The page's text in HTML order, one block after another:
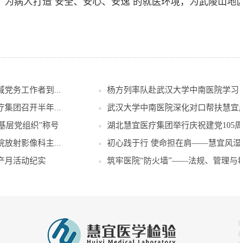
党务工作者到...
杨方列率队赴武汉大学中南医院学习
集团召开半年...
武汉大学中南医院深化对口帮扶慧
层党组织”称号
湖北慧宜医疗集团举行庆祝建党105
放射影像科主...
初心践于行 使命担在肩——慧宜风
月活动纪实
筑牢医院“防火墙”——法规、管理与